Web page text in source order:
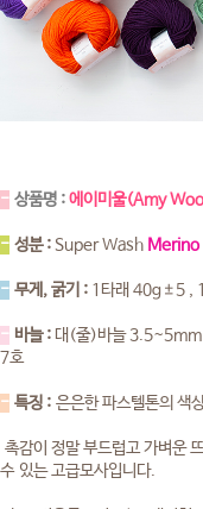
- 상품명 :에이미울(Amy
- 성분 :Super Wash
- 무게, 굵기 : 1타래 40g±5 ,
- 바늘 : 대(줄)바늘
7호
- 특징 : 은은한파스텔톤의 색
촉감이 정말 부드럽고 가벼운
수 있는 고급모사입니다.